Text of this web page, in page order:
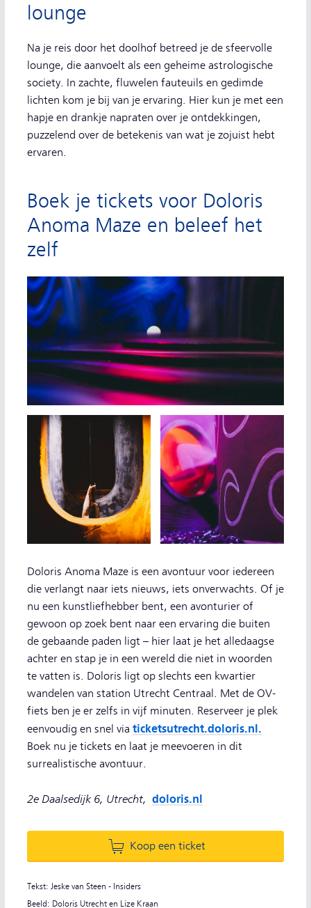
lounge
Na je reis door het doolhof betreed je de sfeervolle
lounge, die aanvoelt als een geheime astrologische
society. In zachte, fluwelen fauteuils en gedimde
lichten kom je bij van je ervaring. Hier kun je met een
hapje en drankje napraten over je ontdekkingen,
puzzelend over de betekenis van wat je zojuist hebt
ervaren.
Boek je tickets voor Doloris
Anoma Maze en beleef het
zelf
Doloris Anoma Maze is een avontuur voor iedereen
die verlangt naar iets nieuws, iets onverwachts. Of je
nu een kunstliefhebber bent, een avonturier of
gewoon op zoek bent naar een ervaring die buiten
de gebaande paden ligt – hier laat je het alledaagse
achter en stap je in een wereld die niet in woorden
te vatten is. Doloris ligt op slechts een kwartier
wandelen van station Utrecht Centraal. Met de OV-
fiets ben je er zelfs in vijf minuten. Reserveer je plek
eenvoudig en snel via ticketsutrecht.doloris.nl.
Boek nu je tickets en laat je meevoeren in dit
surrealistische avontuur.
2e Daalsedijk 6, Utrecht, doloris.nl
Koop een ticket
Tekst: Jeske van Steen - Insiders
Beeld: Doloris Utrecht en Lize Kraan